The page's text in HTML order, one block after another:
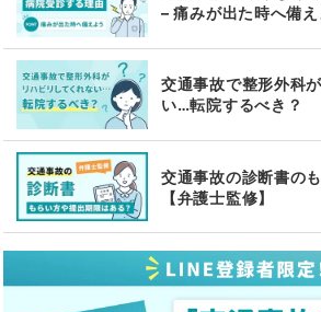
– 痛みが出た時へ備え
交通事故で整形外科
い…転院するべき？
交通事故の診断書の
【弁護士監修】